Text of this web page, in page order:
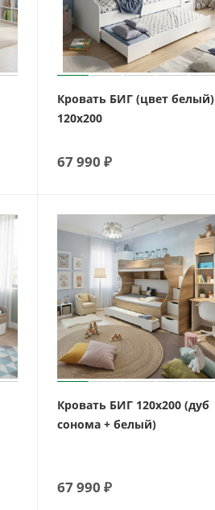
Кровать БИГ (цвет белый)
120х200
67 990 ₽
Кровать БИГ 120х200 (дуб
сонома + белый)
67 990 ₽